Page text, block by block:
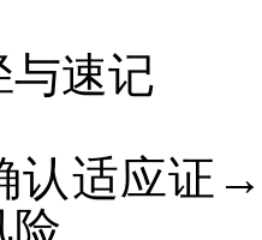
速记
认适应
。